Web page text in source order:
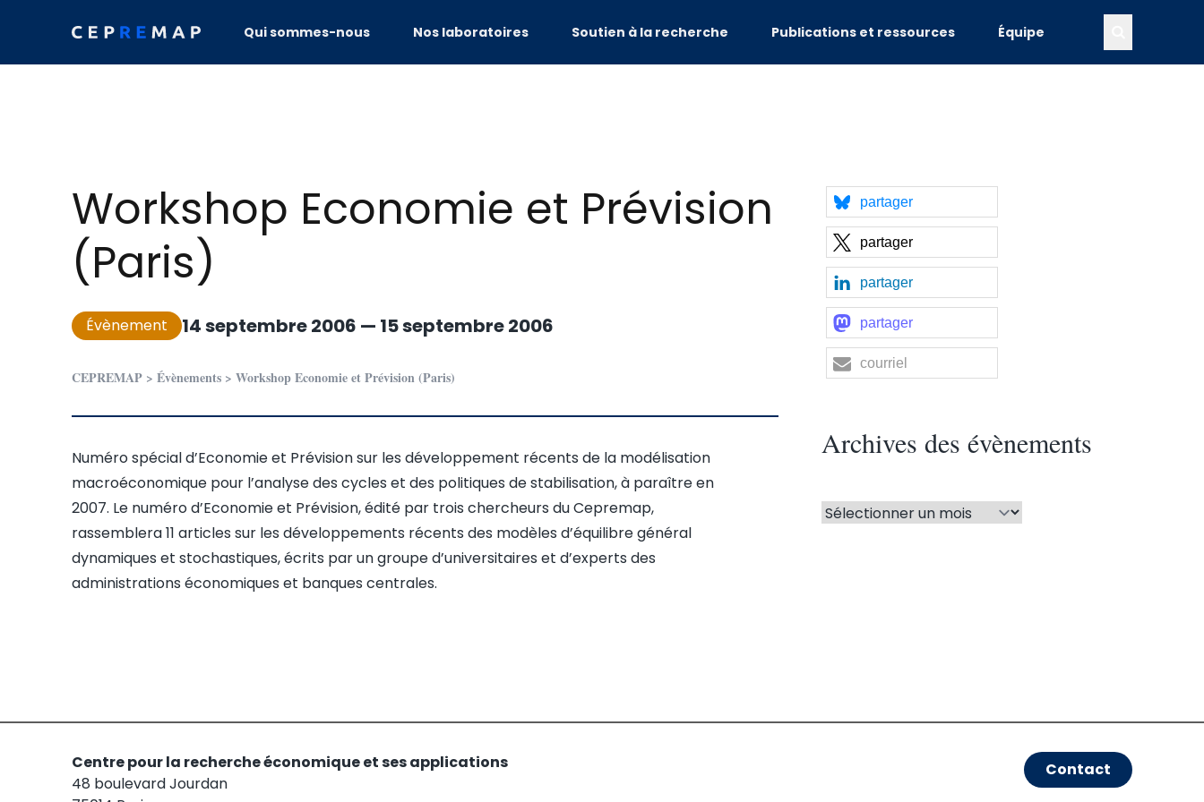
Qui sommes-nous Nos laboratoires Soutien à la recherche Publications et ressources Équipe
Workshop Economie et Prévision
(Paris)
Évènement 14 septembre 2006 — 15 septembre 2006
CEPREMAP > Évènements > Workshop Economie et Prévision (Paris)
Numéro spécial d’Economie et Prévision sur les développement récents de la modélisation
macroéconomique pour l’analyse des cycles et des politiques de stabilisation, à paraître en
2007. Le numéro d’Economie et Prévision, édité par trois chercheurs du Cepremap,
rassemblera 11 articles sur les développements récents des modèles d’équilibre général
dynamiques et stochastiques, écrits par un groupe d’universitaires et d’experts des
administrations économiques et banques centrales.
partager
partager
partager
partager
courriel
Archives des évènements
Centre pour la recherche économique et ses applications
48 boulevard Jourdan
Contact